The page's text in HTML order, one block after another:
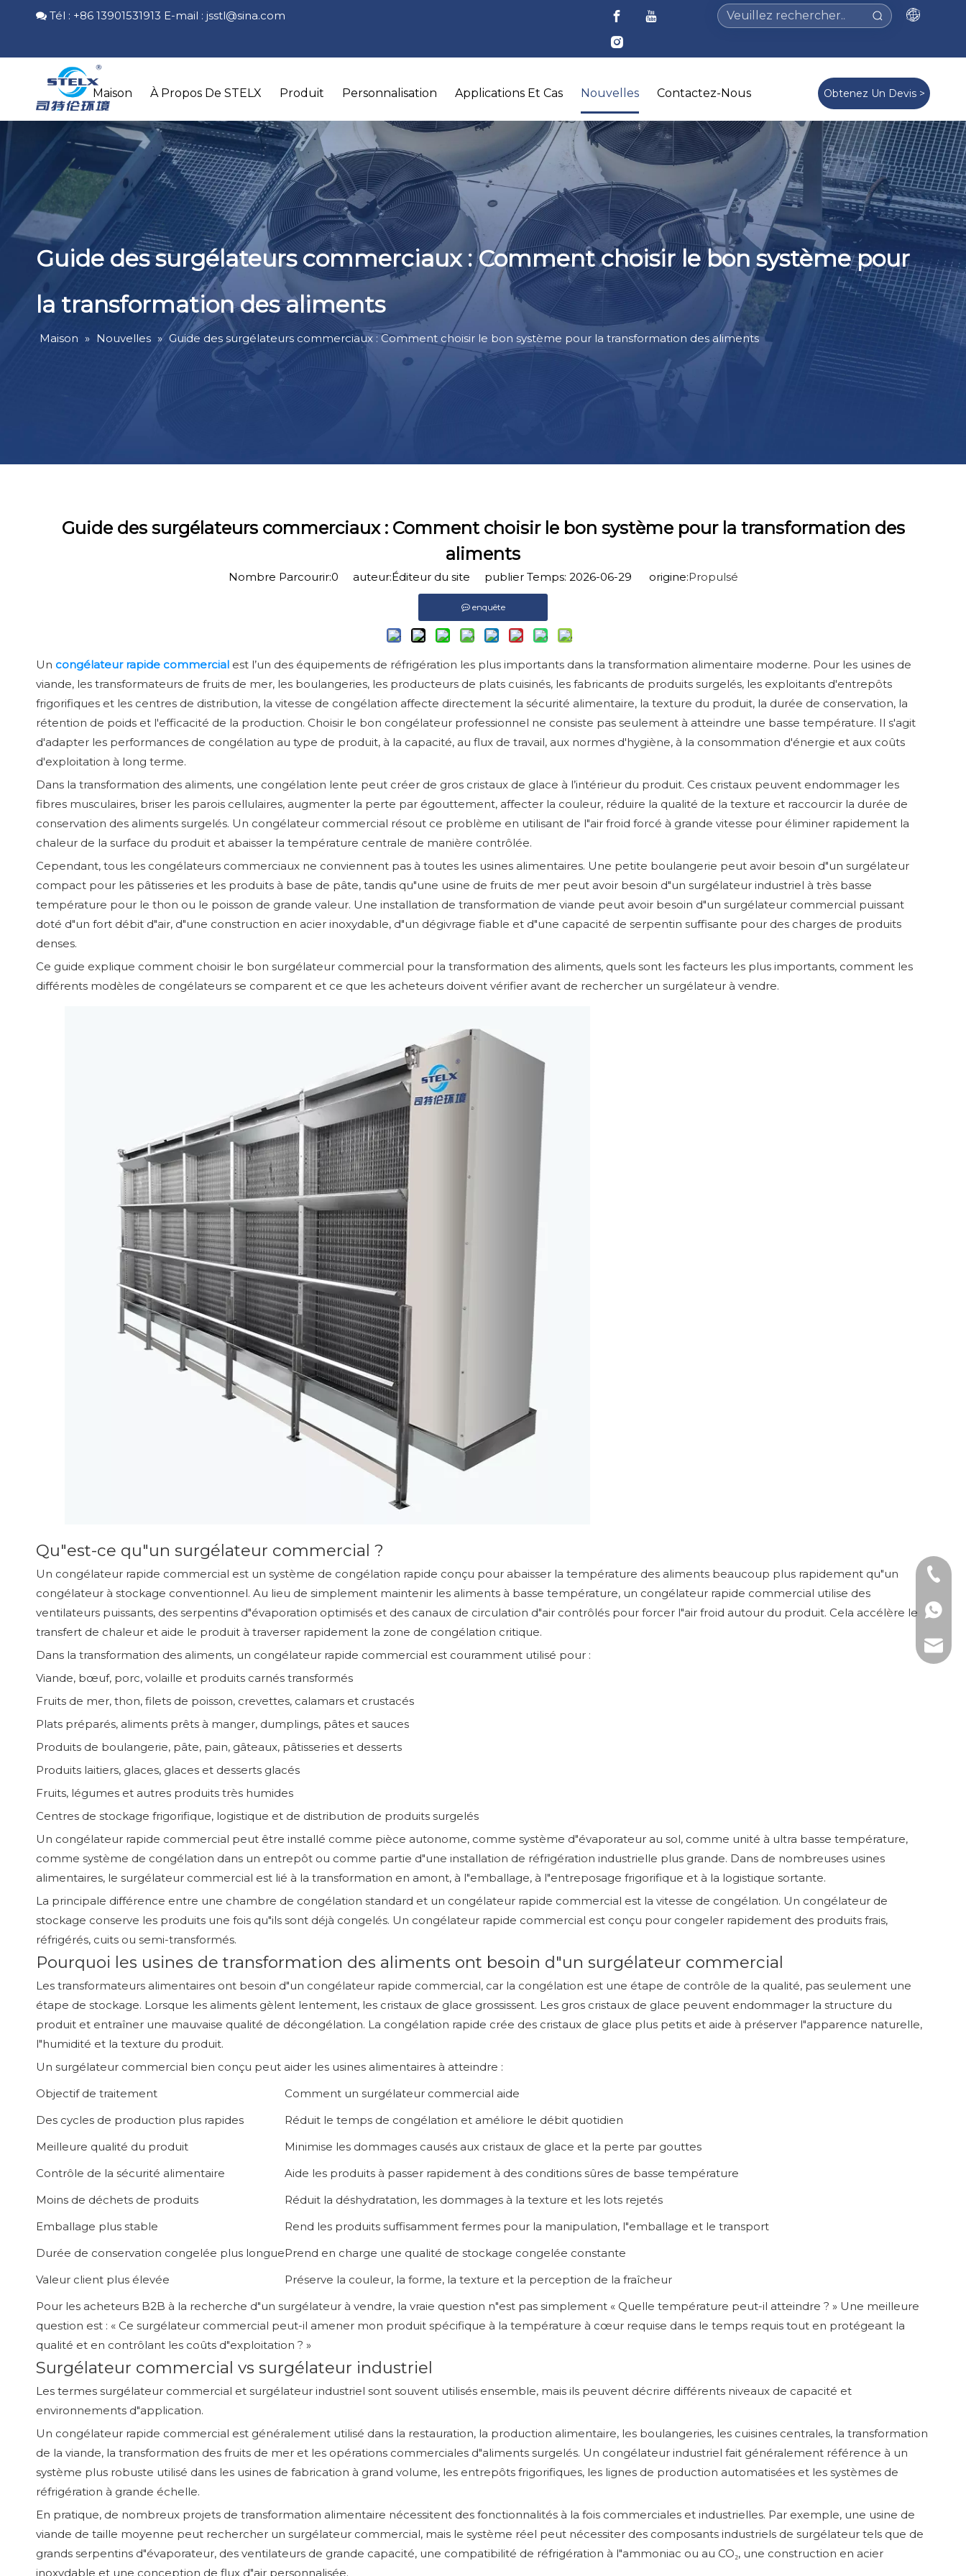
 Tél : +86 13901531913 E-mail : jsstl@sina.com
Maison À Propos De STELX Produit Personnalisation Applications Et Cas Nouvelles Contactez-Nous Obtenez Un Devis >
Guide des surgélateurs commerciaux : Comment choisir le bon système pour
la transformation des aliments
Maison » Nouvelles » Guide des surgélateurs commerciaux : Comment choisir le bon système pour la transformation des aliments
Guide des surgélateurs commerciaux : Comment choisir le bon système pour la transformation des
aliments
Nombre Parcourir:0 auteur:Éditeur du site publier Temps: 2026-06-29 origine:Propulsé
enquête
Un congélateur rapide commercial est l’un des équipements de réfrigération les plus importants dans la transformation alimentaire moderne. Pour les usines de
viande, les transformateurs de fruits de mer, les boulangeries, les producteurs de plats cuisinés, les fabricants de produits surgelés, les exploitants d'entrepôts
frigorifiques et les centres de distribution, la vitesse de congélation affecte directement la sécurité alimentaire, la texture du produit, la durée de conservation, la
rétention de poids et l'efficacité de la production. Choisir le bon congélateur professionnel ne consiste pas seulement à atteindre une basse température. Il s'agit
d'adapter les performances de congélation au type de produit, à la capacité, au flux de travail, aux normes d'hygiène, à la consommation d'énergie et aux coûts
d'exploitation à long terme.
Dans la transformation des aliments, une congélation lente peut créer de gros cristaux de glace à l’intérieur du produit. Ces cristaux peuvent endommager les
fibres musculaires, briser les parois cellulaires, augmenter la perte par égouttement, affecter la couleur, réduire la qualité de la texture et raccourcir la durée de
conservation des aliments surgelés. Un congélateur commercial résout ce problème en utilisant de l"air froid forcé à grande vitesse pour éliminer rapidement la
chaleur de la surface du produit et abaisser la température centrale de manière contrôlée.
Cependant, tous les congélateurs commerciaux ne conviennent pas à toutes les usines alimentaires. Une petite boulangerie peut avoir besoin d"un surgélateur
compact pour les pâtisseries et les produits à base de pâte, tandis qu"une usine de fruits de mer peut avoir besoin d"un surgélateur industriel à très basse
température pour le thon ou le poisson de grande valeur. Une installation de transformation de viande peut avoir besoin d"un surgélateur commercial puissant
doté d"un fort débit d"air, d"une construction en acier inoxydable, d"un dégivrage fiable et d"une capacité de serpentin suffisante pour des charges de produits
denses.
Ce guide explique comment choisir le bon surgélateur commercial pour la transformation des aliments, quels sont les facteurs les plus importants, comment les
différents modèles de congélateurs se comparent et ce que les acheteurs doivent vérifier avant de rechercher un surgélateur à vendre.
Qu"est-ce qu"un surgélateur commercial ?
Un congélateur rapide commercial est un système de congélation rapide conçu pour abaisser la température des aliments beaucoup plus rapidement qu"un
congélateur à stockage conventionnel. Au lieu de simplement maintenir les aliments à basse température, un congélateur rapide commercial utilise des
ventilateurs puissants, des serpentins d"évaporation optimisés et des canaux de circulation d"air contrôlés pour forcer l"air froid autour du produit. Cela accélère le
transfert de chaleur et aide le produit à traverser rapidement la zone de congélation critique.
Dans la transformation des aliments, un congélateur rapide commercial est couramment utilisé pour :
Viande, bœuf, porc, volaille et produits carnés transformés
Fruits de mer, thon, filets de poisson, crevettes, calamars et crustacés
Plats préparés, aliments prêts à manger, dumplings, pâtes et sauces
Produits de boulangerie, pâte, pain, gâteaux, pâtisseries et desserts
Produits laitiers, glaces, glaces et desserts glacés
Fruits, légumes et autres produits très humides
Centres de stockage frigorifique, logistique et de distribution de produits surgelés
Un congélateur rapide commercial peut être installé comme pièce autonome, comme système d"évaporateur au sol, comme unité à ultra basse température,
comme système de congélation dans un entrepôt ou comme partie d"une installation de réfrigération industrielle plus grande. Dans de nombreuses usines
alimentaires, le surgélateur commercial est lié à la transformation en amont, à l"emballage, à l"entreposage frigorifique et à la logistique sortante.
La principale différence entre une chambre de congélation standard et un congélateur rapide commercial est la vitesse de congélation. Un congélateur de
stockage conserve les produits une fois qu"ils sont déjà congelés. Un congélateur rapide commercial est conçu pour congeler rapidement des produits frais,
réfrigérés, cuits ou semi-transformés.
Pourquoi les usines de transformation des aliments ont besoin d"un surgélateur commercial
Les transformateurs alimentaires ont besoin d"un congélateur rapide commercial, car la congélation est une étape de contrôle de la qualité, pas seulement une
étape de stockage. Lorsque les aliments gèlent lentement, les cristaux de glace grossissent. Les gros cristaux de glace peuvent endommager la structure du
produit et entraîner une mauvaise qualité de décongélation. La congélation rapide crée des cristaux de glace plus petits et aide à préserver l"apparence naturelle,
l"humidité et la texture du produit.
Un surgélateur commercial bien conçu peut aider les usines alimentaires à atteindre :
Objectif de traitement
Comment un surgélateur commercial aide
Des cycles de production plus rapides
Réduit le temps de congélation et améliore le débit quotidien
Meilleure qualité du produit
Minimise les dommages causés aux cristaux de glace et la perte par gouttes
Contrôle de la sécurité alimentaire
Aide les produits à passer rapidement à des conditions sûres de basse température
Moins de déchets de produits
Réduit la déshydratation, les dommages à la texture et les lots rejetés
Emballage plus stable
Rend les produits suffisamment fermes pour la manipulation, l"emballage et le transport
Durée de conservation congelée plus longuePrend en charge une qualité de stockage congelée constante
Valeur client plus élevée
Préserve la couleur, la forme, la texture et la perception de la fraîcheur
Pour les acheteurs B2B à la recherche d"un surgélateur à vendre, la vraie question n"est pas simplement « Quelle température peut-il atteindre ? » Une meilleure
question est : « Ce surgélateur commercial peut-il amener mon produit spécifique à la température à cœur requise dans le temps requis tout en protégeant la
qualité et en contrôlant les coûts d"exploitation ? »
Surgélateur commercial vs surgélateur industriel
Les termes surgélateur commercial et surgélateur industriel sont souvent utilisés ensemble, mais ils peuvent décrire différents niveaux de capacité et
environnements d"application.
Un congélateur rapide commercial est généralement utilisé dans la restauration, la production alimentaire, les boulangeries, les cuisines centrales, la transformation
de la viande, la transformation des fruits de mer et les opérations commerciales d"aliments surgelés. Un congélateur industriel fait généralement référence à un
système plus robuste utilisé dans les usines de fabrication à grand volume, les entrepôts frigorifiques, les lignes de production automatisées et les systèmes de
réfrigération à grande échelle.
En pratique, de nombreux projets de transformation alimentaire nécessitent des fonctionnalités à la fois commerciales et industrielles. Par exemple, une usine de
viande de taille moyenne peut rechercher un surgélateur commercial, mais le système réel peut nécessiter des composants industriels de surgélateur tels que de
grands serpentins d"évaporateur, des ventilateurs de grande capacité, une compatibilité de réfrigération à l"ammoniac ou au CO₂, une construction en acier
inoxydable et une conception de flux d"air personnalisée.
Tél :